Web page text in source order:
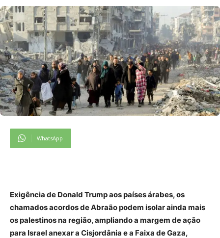
WhatsApp
Exigência de Donald Trump aos países árabes, os
chamados acordos de Abraão podem isolar ainda mais
os palestinos na região, ampliando a margem de ação
para Israel anexar a Cisjordânia e a Faixa de Gaza,